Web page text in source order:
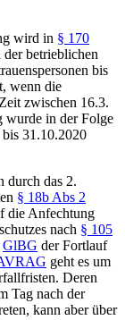
wird in § 170
betrieblichen
bis
wenn die
zwischen 16.3.
wurde in der Folge
31.10.2020
durch das 2.
§ 18b Abs 2
die Anfechtung
nach § 105
GlBG der Fortlauf
geht es um
. Deren
Tag nach der
kann aber über